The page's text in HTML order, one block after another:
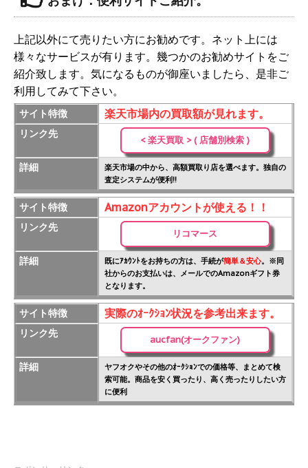
上記以外にて売りたい方にお勧めです。ネット上には
様々なサービスが有ります。幾つかのお勧めサイトをご
紹介致します。気になるものが御座いましたら、是非ご
利用してみて下さい。
サイト特徴 楽天市場内の買取額が見れます。
リンク先
< 楽天買取 > ( 店舗別検索 )
詳細
楽天市場の中から、高額買取り店を選べます。独自の
査定システムが便利!!
サイト特徴 Amazonアカウントが使える！！
リンク先
リコマース
詳細 既にｱｶｳﾝﾄをお持ちの方は、手続が簡単＆安心。※同
社からのお支払いは、メールでのAmazonギフト券
となります。
サイト特徴 実際のｵｰｸｼｮﾝ状況を参考出来ます。
リンク先
aucfan(オークファン)
詳細
ヤフオクやその他のｵｰｸｼｮﾝでの価格等、まとめて検
索可能。商品を安く買ったり、高く売ったりしたい方
に便利